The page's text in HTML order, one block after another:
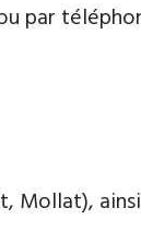
par
Mollat),